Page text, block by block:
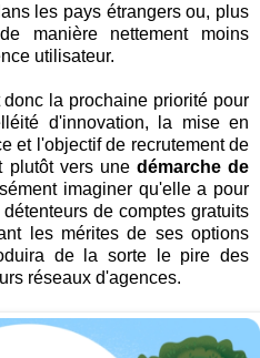
les pays étrangers ou, plus
manière nettement moins
utilisateur.
la prochaine priorité pour
d'innovation, la mise en
et l'objectif de recrutement de
plutôt vers une démarche de
imaginer qu'elle a pour
de comptes gratuits
les mérites de ses options
de la sorte le pire des
réseaux d'agences.